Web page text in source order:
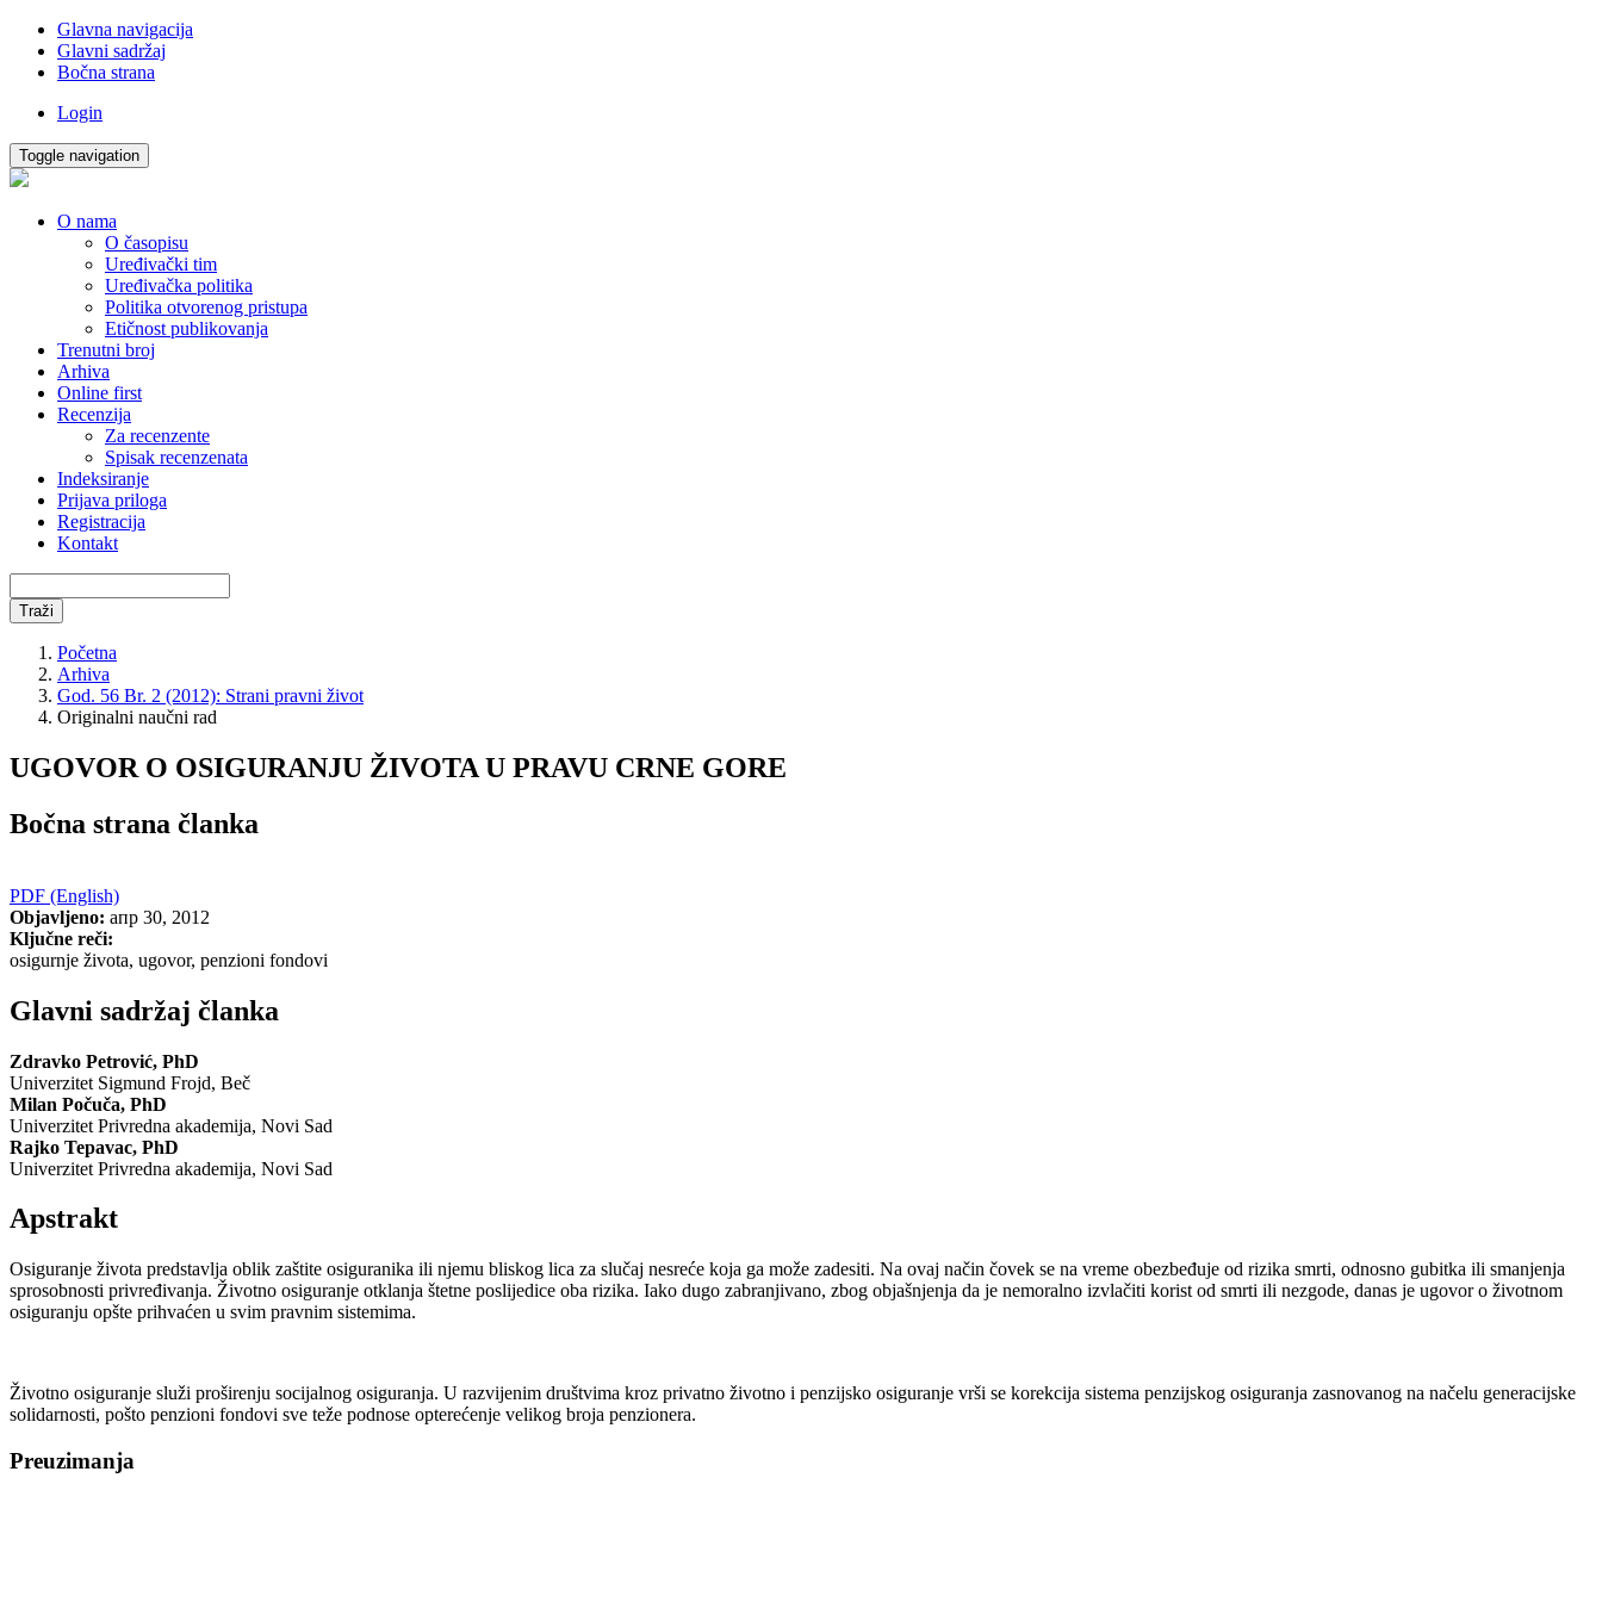
Glavna navigacija
Glavni sadržaj
Bočna strana
Login
Toggle navigation
O nama
O časopisu
Uređivački tim
Uređivačka politika
Politika otvorenog pristupa
Etičnost publikovanja
Trenutni broj
Arhiva
Online first
Recenzija
Za recenzente
Spisak recenzenata
Indeksiranje
Prijava priloga
Registracija
Kontakt
Traži
Početna
Arhiva
God. 56 Br. 2 (2012): Strani pravni život
Originalni naučni rad
UGOVOR O OSIGURANJU ŽIVOTA U PRAVU CRNE GORE
Bočna strana članka
PDF (English)
Objavljeno: апр 30, 2012
Ključne reči:
osigurnje života, ugovor, penzioni fondovi
Glavni sadržaj članka
Zdravko Petrović, PhD
Univerzitet Sigmund Frojd, Beč
Milan Počuča, PhD
Univerzitet Privredna akademija, Novi Sad
Rajko Tepavac, PhD
Univerzitet Privredna akademija, Novi Sad
Apstrakt
Osiguranje života predstavlja oblik zaštite osiguranika ili njemu bliskog lica za slučaj nesreće koja ga može zadesiti. Na ovaj način čovek se na vreme obezbeđuje od rizika smrti, odnosno gubitka ili smanjenja
sprosobnosti privređivanja. Životno osiguranje otklanja štetne poslijedice oba rizika. Iako dugo zabranjivano, zbog objašnjenja da je nemoralno izvlačiti korist od smrti ili nezgode, danas je ugovor o životnom
osiguranju opšte prihvaćen u svim pravnim sistemima.
Životno osiguranje služi proširenju socijalnog osiguranja. U razvijenim društvima kroz privatno životno i penzijsko osiguranje vrši se korekcija sistema penzijskog osiguranja zasnovanog na načelu generacijske
solidarnosti, pošto penzioni fondovi sve teže podnose opterećenje velikog broja penzionera.
Preuzimanja